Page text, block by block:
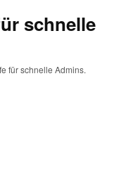
schnelle
für schnelle Admins.